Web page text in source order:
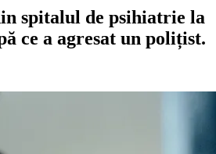
spitalul de psihiatrie la
ce a agresat un polițist.